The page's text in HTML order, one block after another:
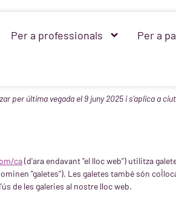
Per a professionals Per a
per última vegada el 9 juny 2025 i s'aplica a
ca(d'ara endavant "el lloc web") utilitza
"galetes"). Les galetes també són
de les galeries al nostre lloc web.